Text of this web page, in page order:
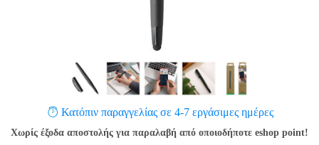
Κατόπιν παραγγελίας σε 4-7 εργάσιμες ημέρες
Χωρίς έξοδα αποστολής για παραλαβή από οποιοδήποτε eshop point!